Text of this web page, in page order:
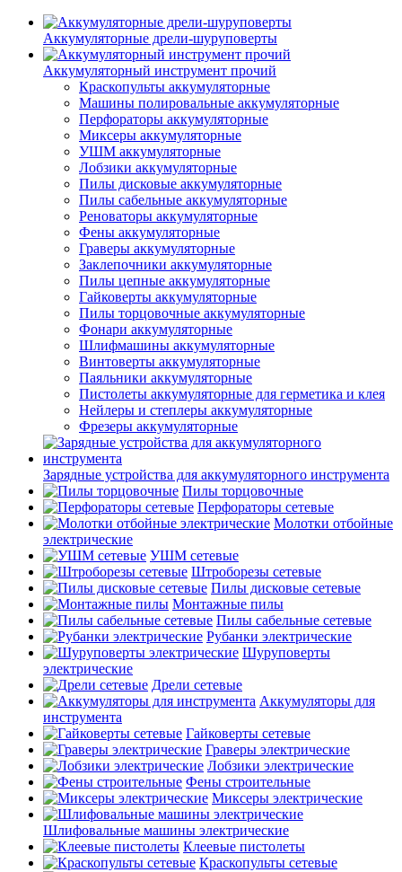
Аккумуляторные дрели-шуруповерты
Аккумуляторный инструмент прочий
Краскопульты аккумуляторные
Машины полировальные аккумуляторные
Перфораторы аккумуляторные
Миксеры аккумуляторные
УШМ аккумуляторные
Лобзики аккумуляторные
Пилы дисковые аккумуляторные
Пилы сабельные аккумуляторные
Реноваторы аккумуляторные
Фены аккумуляторные
Граверы аккумуляторные
Заклепочники аккумуляторные
Пилы цепные аккумуляторные
Гайковерты аккумуляторные
Пилы торцовочные аккумуляторные
Фонари аккумуляторные
Шлифмашины аккумуляторные
Винтоверты аккумуляторные
Паяльники аккумуляторные
Пистолеты аккумуляторные для герметика и клея
Нейлеры и степлеры аккумуляторные
Фрезеры аккумуляторные
Зарядные устройства для аккумуляторного инструмента
Пилы торцовочные
Перфораторы сетевые
Молотки отбойные
электрические
УШМ сетевые
Штроборезы сетевые
Пилы дисковые сетевые
Монтажные пилы
Пилы сабельные сетевые
Рубанки электрические
Шуруповерты
электрические
Дрели сетевые
Аккумуляторы для
инструмента
Гайковерты сетевые
Граверы электрические
Лобзики электрические
Фены строительные
Миксеры электрические
Шлифовальные машины электрические
Клеевые пистолеты
Краскопульты сетевые